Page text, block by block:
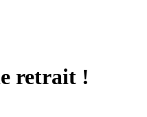
retrait !